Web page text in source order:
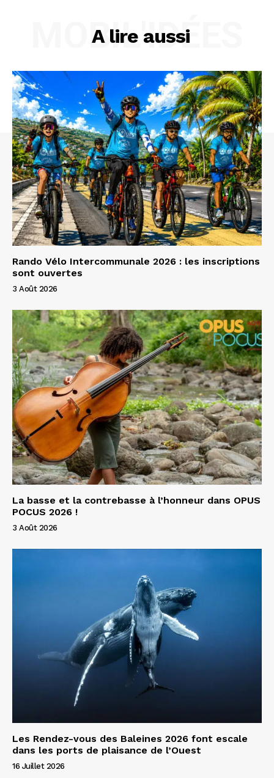
A lire aussi
MOBIL'IDÉES
Rando Vélo Intercommunale 2026 : les inscriptions
sont ouvertes
3 Août 2026
La basse et la contrebasse à l’honneur dans OPUS
POCUS 2026 !
3 Août 2026
Les Rendez-vous des Baleines 2026 font escale
dans les ports de plaisance de l’Ouest
16 Juillet 2026